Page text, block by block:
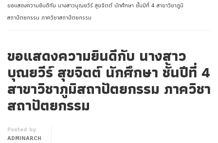
ขอแสดงความยินดีกับ นางสาวบุณยวีร์ สุขจิตต์ นักศึกษา ชั้นปีที่ 4 สาขาวิชาภูมิ
สถาปัตยกรรม ภาควิชาสถาปัตยกรรม
ขอแสดงความยินดีกับ นางสาว
บุณยวีร์ สุขจิตต์ นักศึกษา ชั้นปีที่ 4
สาขาวิชาภูมิสถาปัตยกรรม ภาควิชา
สถาปัตยกรรม
Posted by
ADMINARCH